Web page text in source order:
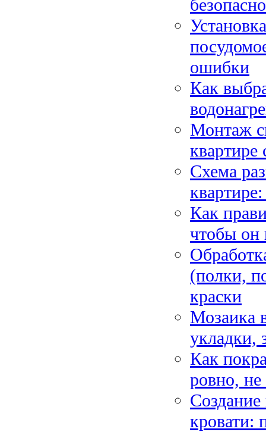
ошибки
Как
Монтаж
Схема
Как
чтобы он
(полки,
краски
Мозаика
укладки,
Как
ровно, не
кровати: